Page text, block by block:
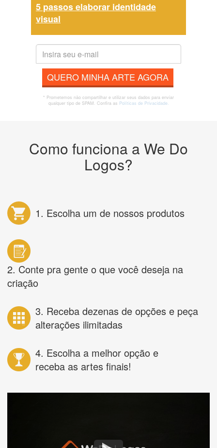
5 passos elaborar identidade
visual
QUERO MINHA ARTE AGORA
* Prometemos não compartilhar e utilizar seus dados para enviar
qualquer tipo de SPAM. Confira as Políticas de Privacidade.
Como funciona a We Do
Logos?
1. Escolha um de nossos produtos
2. Conte pra gente o que você deseja na
criação
3. Receba dezenas de opções e peça
alterações ilimitadas
4. Escolha a melhor opção e
receba as artes finais!